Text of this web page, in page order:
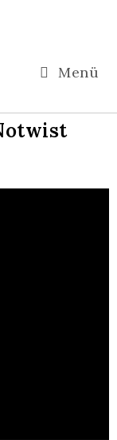
Menü